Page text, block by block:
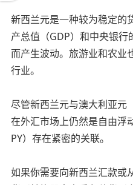
新西兰元是一种较为稳定的
产总值（GDP）和中央银
而产生波动。旅游业和农业
行业。
尽管新西兰元与澳大利亚元
在外汇市场上仍然是自由浮
PY）存在紧密的关联。
如果你需要向新西兰汇款或